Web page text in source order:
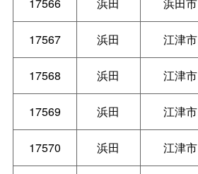
17567 浜田 江津市
17568 浜田 江津市
17569 浜田 江津市
17570 浜田 江津市